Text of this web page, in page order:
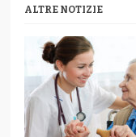
ALTRE NOTIZIE